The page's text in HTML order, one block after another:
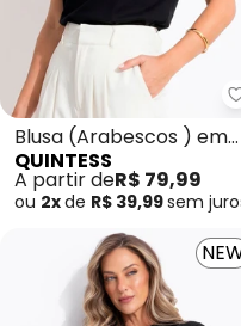
Blusa (Arabescos ) em
Malha de Algodão
QUINTESS
A partir deR$ 79,99
ou 2xde R$ 39,99sem